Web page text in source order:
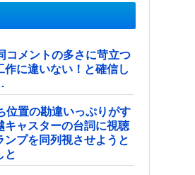
コメントの多さに苛立つ
作に違いない！と確信し
位置の勘違いっぷりがす
キャスターの台詞に視聴
ンプを同列視させようと
と